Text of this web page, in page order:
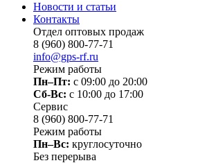
Новости и статьи
Контакты
Отдел оптовых продаж
8 (960) 800-77-71
info@gps-rf.ru
Режим работы
Пн–Пт: с 09:00 до 20:00
Сб-Вс: c 10:00 до 17:00
Сервис
8 (960) 800-77-71
Режим работы
Пн–Вс: круглосуточно
Без перерыва